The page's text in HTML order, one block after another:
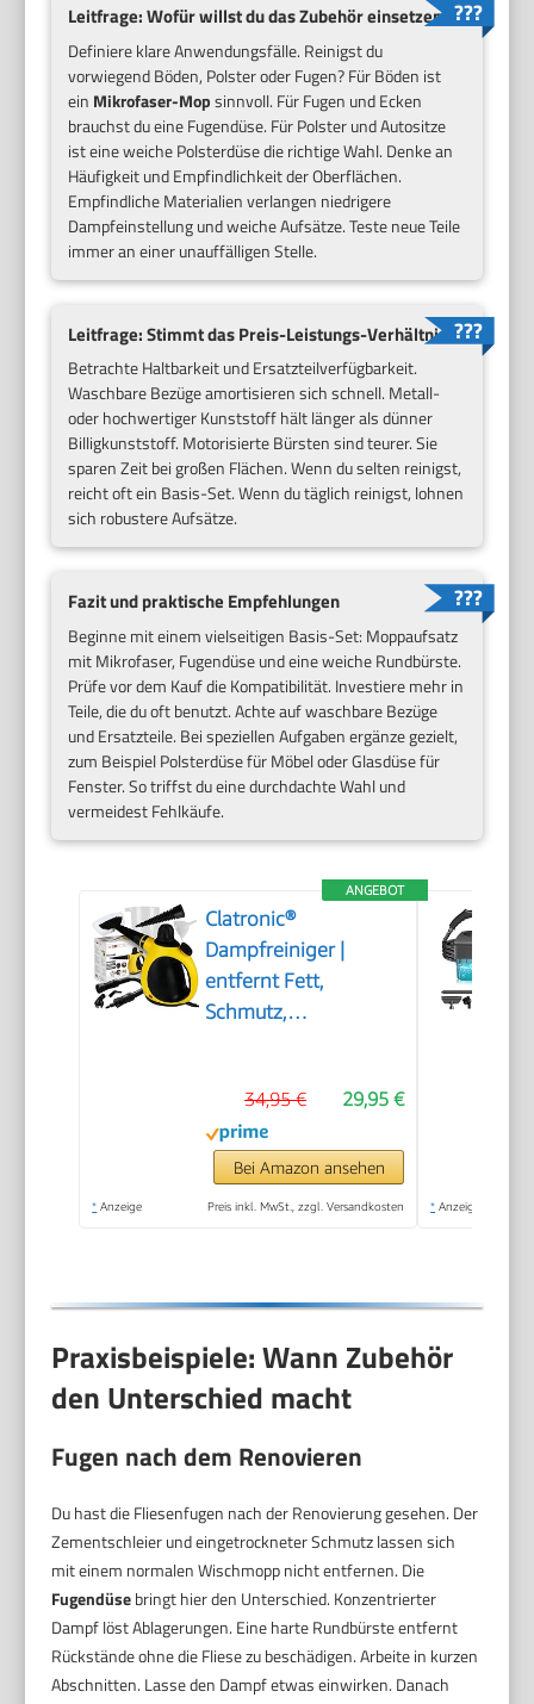
Leitfrage: Wofür willst du das Zubehör einsetzen?
Definiere klare Anwendungsfälle. Reinigst du
vorwiegend Böden, Polster oder Fugen? Für Böden ist
ein Mikrofaser-Mopsinnvoll. Für Fugen und Ecken
brauchst du eine Fugendüse. Für Polster und Autositze
ist eine weiche Polsterdüse die richtige Wahl. Denke an
Häufigkeit und Empfindlichkeit der Oberflächen.
Empfindliche Materialien verlangen niedrigere
Dampfeinstellung und weiche Aufsätze. Teste neue Teile
immer an einer unauffälligen Stelle.
Leitfrage: Stimmt das Preis-Leistungs-Verhältnis?
Betrachte Haltbarkeit und Ersatzteilverfügbarkeit.
Waschbare Bezüge amortisieren sich schnell. Metall-
oder hochwertiger Kunststoff hält länger als dünner
Billigkunststoff. Motorisierte Bürsten sind teurer. Sie
sparen Zeit bei großen Flächen. Wenn du selten reinigst,
reicht oft ein Basis-Set. Wenn du täglich reinigst, lohnen
sich robustere Aufsätze.
Fazit und praktische Empfehlungen
Beginne mit einem vielseitigen Basis-Set: Moppaufsatz
mit Mikrofaser, Fugendüse und eine weiche Rundbürste.
Prüfe vor dem Kauf die Kompatibilität. Investiere mehr in
Teile, die du oft benutzt. Achte auf waschbare Bezüge
und Ersatzteile. Bei speziellen Aufgaben ergänze gezielt,
zum Beispiel Polsterdüse für Möbel oder Glasdüse für
Fenster. So triffst du eine durchdachte Wahl und
vermeidest Fehlkäufe.
ANGEBOT
Clatronic®
Dampfreiniger |
entfernt Fett,
Schmutz,
Polster | chemiefrei |
Steam Cleaner | 360°
Dampfdüse |
Handgerät mit 5 m
29,95 €
34,95 €
Bei Amazon ansehen
* Anzeige Preis inkl. MwSt., zzgl. Versandkosten * Anzeige
Praxisbeispiele: Wann Zubehör
den Unterschied macht
Fugen nach dem Renovieren
Du hast die Fliesenfugen nach der Renovierung gesehen. Der
Zementschleier und eingetrockneter Schmutz lassen sich
mit einem normalen Wischmopp nicht entfernen. Die
Fugendüsebringt hier den Unterschied. Konzentrierter
Dampf löst Ablagerungen. Eine harte Rundbürste entfernt
Rückstände ohne die Fliese zu beschädigen. Arbeite in kurzen
Abschnitten. Lasse den Dampf etwas einwirken. Danach